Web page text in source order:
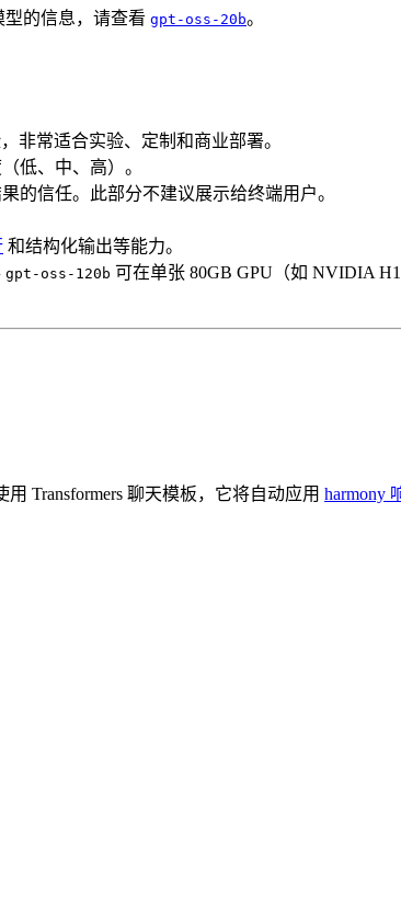
的信息，请查看 gpt-oss-20b。
非常适合实验、定制和商业部署。
低、中、高）。
的信任。此部分不建议展示给终端用户。
和结构化输出等能力。
gpt-oss-120b 可在单张 80GB GPU（如 NVIDIA
用 Transformers 聊天模板，它将自动应用 harmony